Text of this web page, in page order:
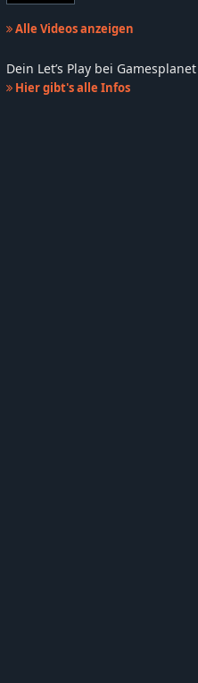
Alle Videos anzeigen
Dein Let’s Play bei
Hier gibt's alle Infos